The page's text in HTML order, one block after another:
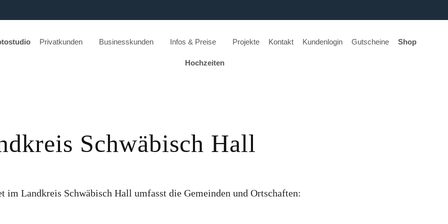
Privatkunden Businesskunden Infos & Preise Projekte Kontakt Kundenlogin Gutscheine Shop
Hochzeiten
Schwäbisch Hall
im Landkreis Schwäbisch Hall umfasst die Gemeinden und Ortschaften: